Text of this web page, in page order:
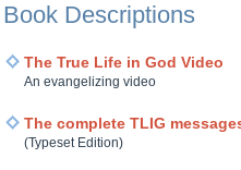
Book Descriptions
The True Life in God Video
An evangelizing video
The complete TLIG
(Typeset Edition)